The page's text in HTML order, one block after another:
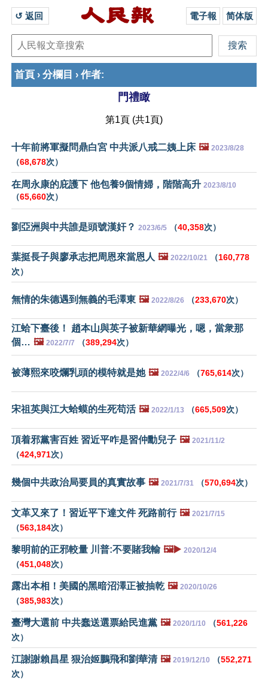
↺ 返回 電子報 简体版
首頁 › 分欄目 › 作者:
門禮瞰
第1頁 (共1頁)
十年前將軍擬問鼎白宮 中共派八戒二姨上床 🖼️ 2023/8/28
（68,678次）
在周永康的庇護下 他包養9個情婦，階階高升 2023/8/10
（65,660次）
劉亞洲與中共誰是頭號漢奸？ 2023/6/5 （40,358次）
葉挺長子與廖承志把周恩來當恩人 🖼️ 2022/10/21 （160,778
次）
無情的朱德遇到無義的毛澤東 🖼️ 2022/8/26 （233,670次）
江蛤下臺後！ 趙本山與英子被新華網曝光，嗯，當衆那
個… 🖼️ 2022/7/7 （389,294次）
被薄熙來咬爛乳頭的模特就是她 🖼️ 2022/4/6 （765,614次）
宋祖英與江大蛤蟆的生死苟活 🖼️ 2022/1/13 （665,509次）
頂着邪黨害百姓 習近平咋是習仲勳兒子 🖼️ 2021/11/2
（424,971次）
幾個中共政治局要員的真實故事 🖼️ 2021/7/31 （570,694次）
文革又來了！習近平下達文件 死路前行 🖼️ 2021/7/15
（563,184次）
黎明前的正邪較量 川普:不要賭我輸 🖼️▶️ 2020/12/4
（451,048次）
露出本相！美國的黑暗沼澤正被抽乾 🖼️ 2020/10/26
（385,983次）
臺灣大選前 中共蠢送選票給民進黨 🖼️ 2020/1/10 （561,226
次）
江謝謝賴昌星 狠治姬鵬飛和劉華清 🖼️ 2019/12/10 （552,271
次）